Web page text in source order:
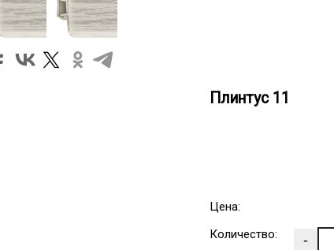
Плинтус 11
Цена:
Количество: